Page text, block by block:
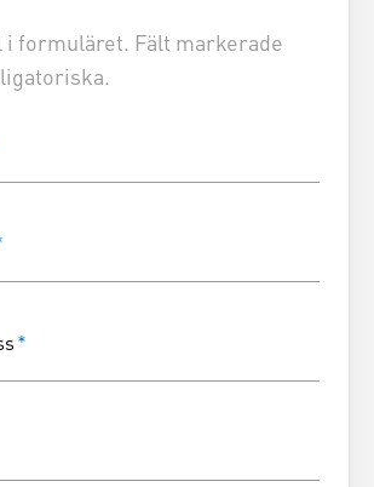
i formuläret. Fält markerade
*